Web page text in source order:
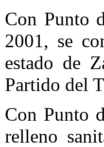
Con Punto
2001, se
estado de
Partido del
Con Punto
relleno